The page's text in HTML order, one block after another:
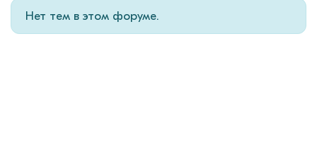
Нет тем в этом форуме.